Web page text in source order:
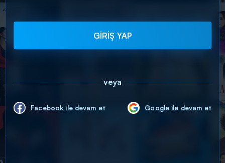
GİRİŞ YAP
veya
Facebook ile devam et Google ile devam et